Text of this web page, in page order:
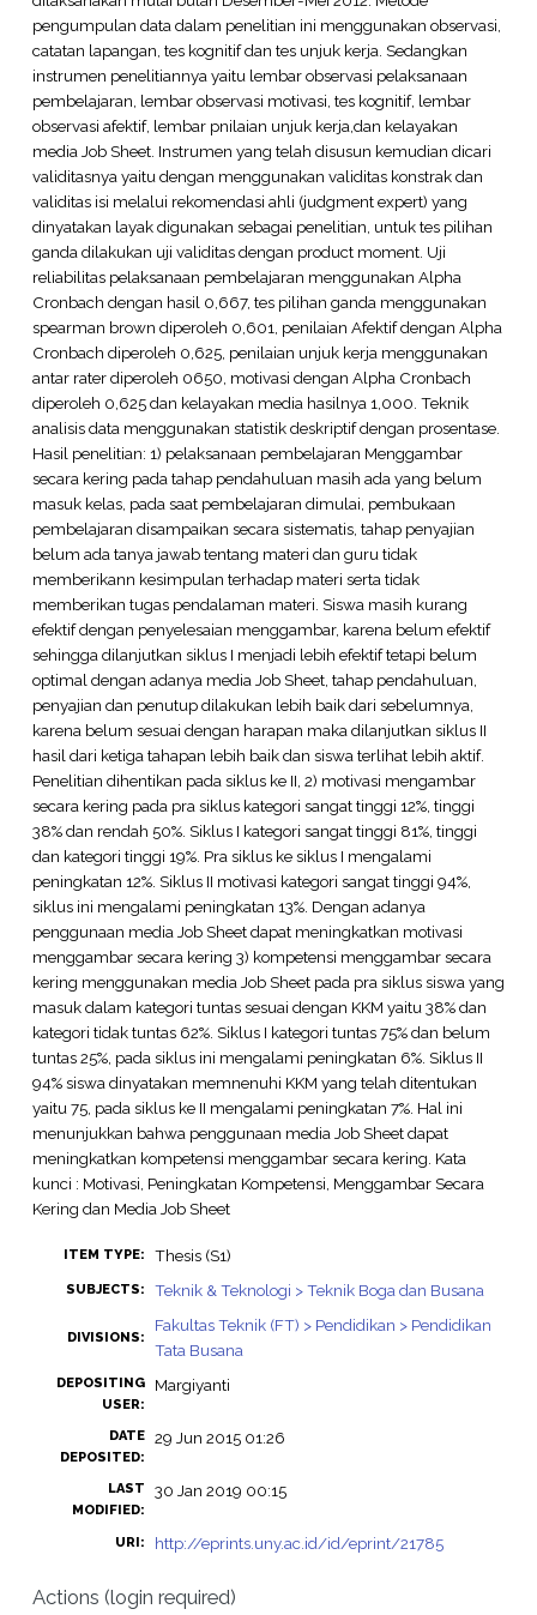
pengumpulan data dalam penelitian ini menggunakan observasi,
catatan lapangan, tes kognitif dan tes unjuk kerja. Sedangkan
instrumen penelitiannya yaitu lembar observasi pelaksanaan
pembelajaran, lembar observasi motivasi, tes kognitif, lembar
observasi afektif, lembar pnilaian unjuk kerja,dan kelayakan
media Job Sheet. Instrumen yang telah disusun kemudian dicari
validitasnya yaitu dengan menggunakan validitas konstrak dan
validitas isi melalui rekomendasi ahli (judgment expert) yang
dinyatakan layak digunakan sebagai penelitian, untuk tes pilihan
ganda dilakukan uji validitas dengan product moment. Uji
reliabilitas pelaksanaan pembelajaran menggunakan Alpha
Cronbach dengan hasil 0,667, tes pilihan ganda menggunakan
spearman brown diperoleh 0,601, penilaian Afektif dengan Alpha
Cronbach diperoleh 0,625, penilaian unjuk kerja menggunakan
antar rater diperoleh 0650, motivasi dengan Alpha Cronbach
diperoleh 0,625 dan kelayakan media hasilnya 1,000. Teknik
analisis data menggunakan statistik deskriptif dengan prosentase.
Hasil penelitian: 1) pelaksanaan pembelajaran Menggambar
secara kering pada tahap pendahuluan masih ada yang belum
masuk kelas, pada saat pembelajaran dimulai, pembukaan
pembelajaran disampaikan secara sistematis, tahap penyajian
belum ada tanya jawab tentang materi dan guru tidak
memberikann kesimpulan terhadap materi serta tidak
memberikan tugas pendalaman materi. Siswa masih kurang
efektif dengan penyelesaian menggambar, karena belum efektif
sehingga dilanjutkan siklus I menjadi lebih efektif tetapi belum
optimal dengan adanya media Job Sheet, tahap pendahuluan,
penyajian dan penutup dilakukan lebih baik dari sebelumnya,
karena belum sesuai dengan harapan maka dilanjutkan siklus II
hasil dari ketiga tahapan lebih baik dan siswa terlihat lebih aktif.
Penelitian dihentikan pada siklus ke II, 2) motivasi mengambar
secara kering pada pra siklus kategori sangat tinggi 12%, tinggi
38% dan rendah 50%. Siklus I kategori sangat tinggi 81%, tinggi
dan kategori tinggi 19%. Pra siklus ke siklus I mengalami
peningkatan 12%. Siklus II motivasi kategori sangat tinggi 94%,
siklus ini mengalami peningkatan 13%. Dengan adanya
penggunaan media Job Sheet dapat meningkatkan motivasi
menggambar secara kering 3) kompetensi menggambar secara
kering menggunakan media Job Sheet pada pra siklus siswa yang
masuk dalam kategori tuntas sesuai dengan KKM yaitu 38% dan
kategori tidak tuntas 62%. Siklus I kategori tuntas 75% dan belum
tuntas 25%, pada siklus ini mengalami peningkatan 6%. Siklus II
94% siswa dinyatakan memnenuhi KKM yang telah ditentukan
yaitu 75, pada siklus ke II mengalami peningkatan 7%. Hal ini
menunjukkan bahwa penggunaan media Job Sheet dapat
meningkatkan kompetensi menggambar secara kering. Kata
kunci : Motivasi, Peningkatan Kompetensi, Menggambar Secara
Kering dan Media Job Sheet
ITEM TYPE: Thesis (S1)
SUBJECTS: Teknik & Teknologi > Teknik Boga dan Busana
DIVISIONS:
Fakultas Teknik (FT) > Pendidikan > Pendidikan
Tata Busana
DEPOSITING
USER:
Margiyanti
DATE
DEPOSITED:
29 Jun 2015 01:26
LAST
MODIFIED:
30 Jan 2019 00:15
URI: http://eprints.uny.ac.id/id/eprint/21785
Actions (login required)